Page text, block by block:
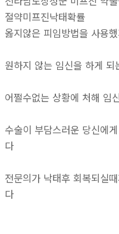
절약미프진낙태확률
옳지않은 피임방법을 사용
원하지 않는 임신을 하게
어쩔수없는 상황에 처해 임
수술이 부담스러운 당신에
다
전문의가 낙태후 회복되실
다